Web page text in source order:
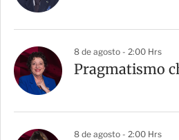
8 de agosto - 2:00 Hrs
Pragmatismo
8 de agosto - 2:00 Hrs